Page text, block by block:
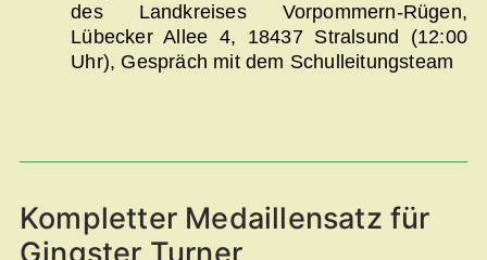
des Landkreises Vorpommern-Rügen,
Lübecker Allee 4, 18437 Stralsund (12:00
Uhr), Gespräch mit dem Schulleitungsteam
Kompletter Medaillensatz für